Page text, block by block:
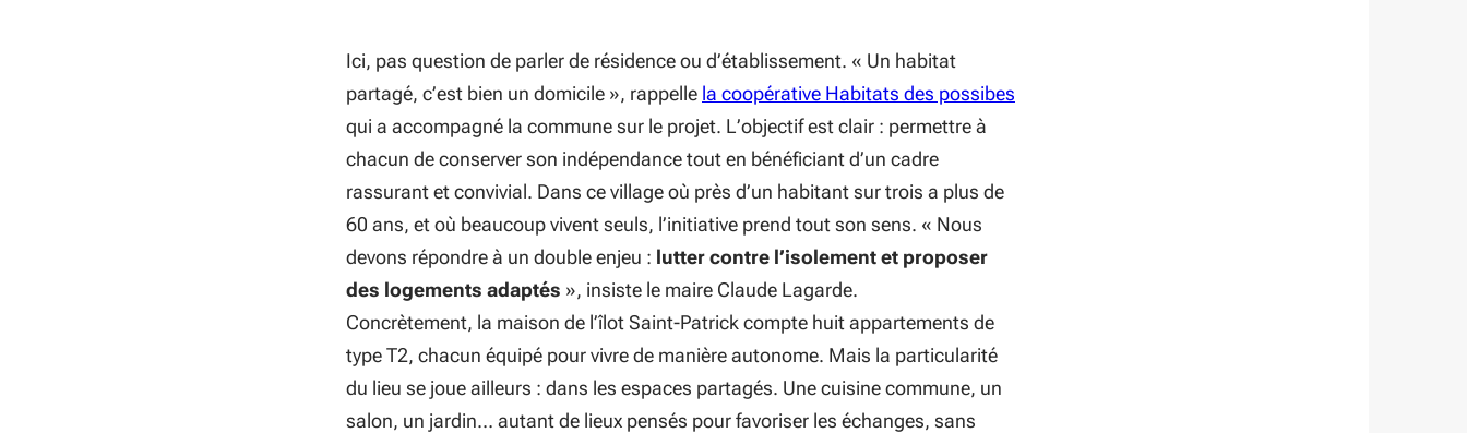
Ici, pas question de parler de résidence ou d’établissement. « Un habitat
partagé, c’est bien un domicile », rappelle la coopérative Habitats des possibes
qui a accompagné la commune sur le projet. L’objectif est clair : permettre à
chacun de conserver son indépendance tout en bénéficiant d’un cadre
rassurant et convivial. Dans ce village où près d’un habitant sur trois a plus de
60 ans, et où beaucoup vivent seuls, l’initiative prend tout son sens. « Nous
devons répondre à un double enjeu : lutter contre l’isolement et proposer
des logements adaptés », insiste le maire Claude Lagarde.
Concrètement, la maison de l’îlot Saint-Patrick compte huit appartements de
type T2, chacun équipé pour vivre de manière autonome. Mais la particularité
du lieu se joue ailleurs : dans les espaces partagés. Une cuisine commune, un
salon, un jardin… autant de lieux pensés pour favoriser les échanges, sans